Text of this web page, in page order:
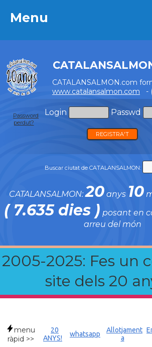
Menu
CATALANSALMON.com
www.catalansalmon.com -
Login Passwd
Password
perdut?
REGISTRA'T
Buscar ciutat de CATALANSALMON:
CATALANSALMON:20 anys 10
( 7.635 dies ) posant en
arreu del món
2005-2025: Fes un
site dels 20
Menu
menu
ràpid >>
20
ANYS!
whatsapp
Allotjament
a